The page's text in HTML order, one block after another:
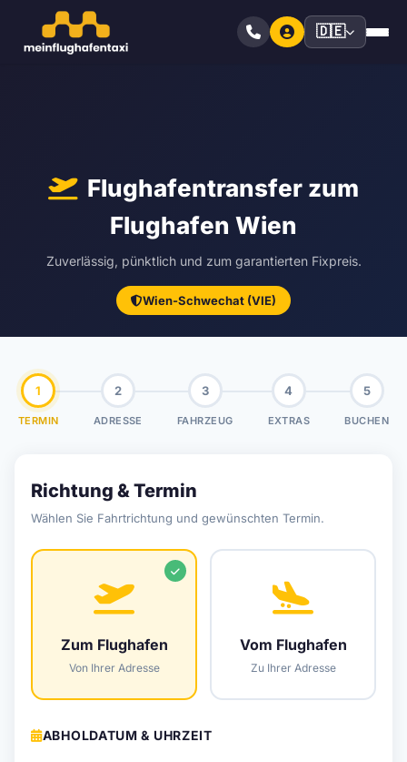
🇩🇪
Flughafentransfer zum
Flughafen Wien
Zuverlässig, pünktlich und zum garantierten Fixpreis.
Wien-Schwechat (VIE)
1
TERMIN
2
ADRESSE
3
FAHRZEUG
4
EXTRAS
5
BUCHEN
Richtung & Termin
Wählen Sie Fahrtrichtung und gewünschten Termin.
Zum Flughafen
Von Ihrer Adresse
Vom Flughafen
Zu Ihrer Adresse
ABHOLDATUM & UHRZEIT